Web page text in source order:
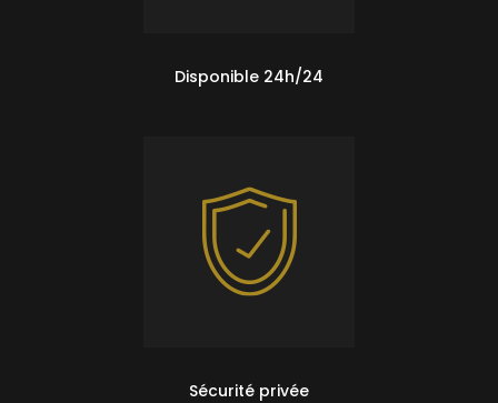
Disponible 24h/24
Sécurité privée